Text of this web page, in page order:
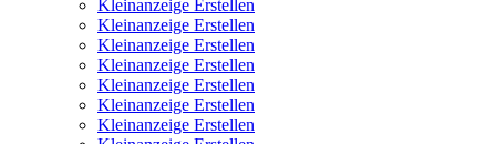
Kleinanzeige Erstellen
Kleinanzeige Erstellen
Kleinanzeige Erstellen
Kleinanzeige Erstellen
Kleinanzeige Erstellen
Kleinanzeige Erstellen
Kleinanzeige Erstellen